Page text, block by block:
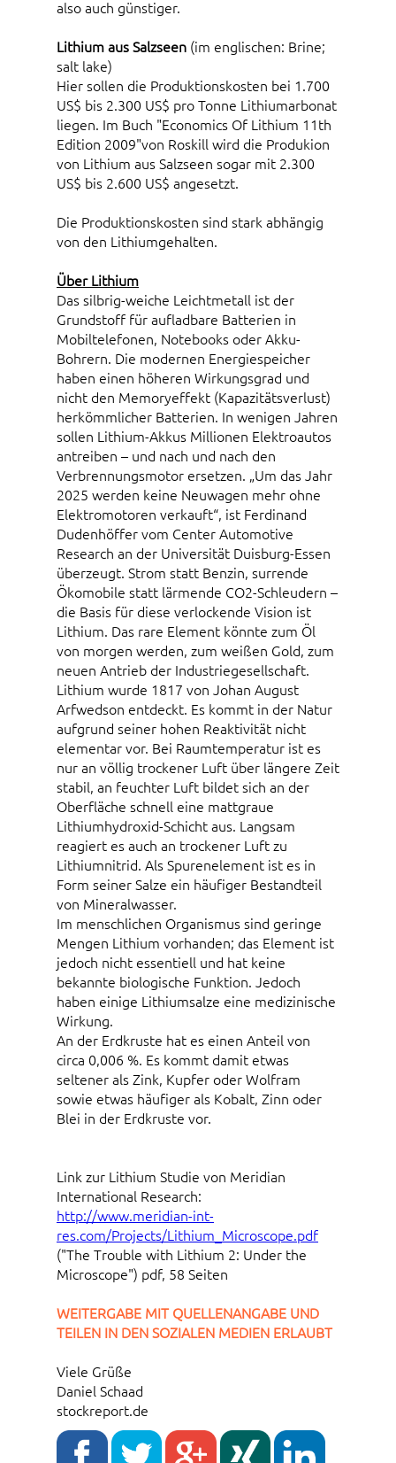
also auch günstiger.
Lithium aus Salzseen (im englischen: Brine;
salt lake)
Hier sollen die Produktionskosten bei 1.700
US$ bis 2.300 US$ pro Tonne Lithiumarbonat
liegen. Im Buch "Economics Of Lithium 11th
Edition 2009"von Roskill wird die Produkion
von Lithium aus Salzseen sogar mit 2.300
US$ bis 2.600 US$ angesetzt.
Die Produktionskosten sind stark abhängig
von den Lithiumgehalten.
Über Lithium
Das silbrig-weiche Leichtmetall ist der
Grundstoff für aufladbare Batterien in
Mobiltelefonen, Notebooks oder Akku-
Bohrern. Die modernen Energiespeicher
haben einen höheren Wirkungsgrad und
nicht den Memoryeffekt (Kapazitätsverlust)
herkömmlicher Batterien. In wenigen Jahren
sollen Lithium-Akkus Millionen Elektroautos
antreiben – und nach und nach den
Verbrennungsmotor ersetzen. „Um das Jahr
2025 werden keine Neuwagen mehr ohne
Elektromotoren verkauft“, ist Ferdinand
Dudenhöffer vom Center Automotive
Research an der Universität Duisburg-Essen
überzeugt. Strom statt Benzin, surrende
Ökomobile statt lärmende CO2-Schleudern –
die Basis für diese verlockende Vision ist
Lithium. Das rare Element könnte zum Öl
von morgen werden, zum weißen Gold, zum
neuen Antrieb der Industriegesellschaft.
Lithium wurde 1817 von Johan August
Arfwedson entdeckt. Es kommt in der Natur
aufgrund seiner hohen Reaktivität nicht
elementar vor. Bei Raumtemperatur ist es
nur an völlig trockener Luft über längere Zeit
stabil, an feuchter Luft bildet sich an der
Oberfläche schnell eine mattgraue
Lithiumhydroxid-Schicht aus. Langsam
reagiert es auch an trockener Luft zu
Lithiumnitrid. Als Spurenelement ist es in
Form seiner Salze ein häufiger Bestandteil
von Mineralwasser.
Im menschlichen Organismus sind geringe
Mengen Lithium vorhanden; das Element ist
jedoch nicht essentiell und hat keine
bekannte biologische Funktion. Jedoch
haben einige Lithiumsalze eine medizinische
Wirkung.
An der Erdkruste hat es einen Anteil von
circa 0,006 %. Es kommt damit etwas
seltener als Zink, Kupfer oder Wolfram
sowie etwas häufiger als Kobalt, Zinn oder
Blei in der Erdkruste vor.
Link zur Lithium Studie von Meridian
International Research:
http://www.meridian-int-
res.com/Projects/Lithium_Microscope.pdf
("The Trouble with Lithium 2: Under the
Microscope") pdf, 58 Seiten
WEITERGABE MIT QUELLENANGABE UND
TEILEN IN DEN SOZIALEN MEDIEN ERLAUBT
Viele Grüße
Daniel Schaad
stockreport.de